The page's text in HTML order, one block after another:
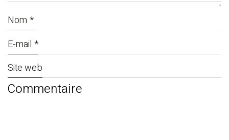
Nom *
E-mail *
Site web